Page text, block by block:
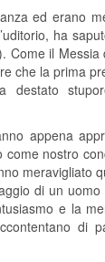
ed erano
ha
Come il
che la prima
destato
appena
nostro
meravigliato
di un
e la
di